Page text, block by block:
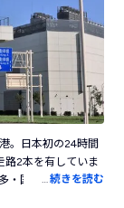
。日本初の24時間
2本を有していま
・国内有数の利用
…続きを読む